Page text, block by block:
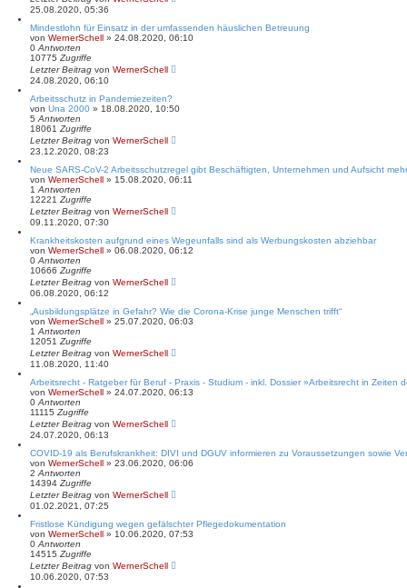
25.08.2020, 05:36
Mindestlohn für Einsatz in der umfassenden häuslichen Betreuung
von WernerSchell » 24.08.2020, 06:10
0 Antworten
10775 Zugriffe
Letzter Beitrag von WernerSchell
24.08.2020, 06:10
Arbeitsschutz in Pandemiezeiten?
von Una 2000 » 18.08.2020, 10:50
5 Antworten
18061 Zugriffe
Letzter Beitrag von WernerSchell
23.12.2020, 08:23
Neue SARS-CoV-2 Arbeitsschutzregel gibt Beschäftigten, Unternehmen und Aufsicht
von WernerSchell » 15.08.2020, 06:11
1 Antworten
12221 Zugriffe
Letzter Beitrag von WernerSchell
09.11.2020, 07:30
Krankheitskosten aufgrund eines Wegeunfalls sind als Werbungskosten abziehbar
von WernerSchell » 06.08.2020, 06:12
0 Antworten
10666 Zugriffe
Letzter Beitrag von WernerSchell
06.08.2020, 06:12
„Ausbildungsplätze in Gefahr? Wie die Corona-Krise junge Menschen trifft“
von WernerSchell » 25.07.2020, 06:03
1 Antworten
12051 Zugriffe
Letzter Beitrag von WernerSchell
11.08.2020, 11:40
Arbeitsrecht - Ratgeber für Beruf - Praxis - Studium - inkl. Dossier »Arbeitsrecht in Zeiten
von WernerSchell » 24.07.2020, 06:13
0 Antworten
11115 Zugriffe
Letzter Beitrag von WernerSchell
24.07.2020, 06:13
COVID-19 als Berufskrankheit: DIVI und DGUV informieren zu Voraussetzungen sowie
von WernerSchell » 23.06.2020, 06:06
2 Antworten
14394 Zugriffe
Letzter Beitrag von WernerSchell
01.02.2021, 07:25
Fristlose Kündigung wegen gefälschter Pflegedokumentation
von WernerSchell » 10.06.2020, 07:53
0 Antworten
14515 Zugriffe
Letzter Beitrag von WernerSchell
10.06.2020, 07:53